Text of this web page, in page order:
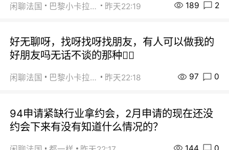
闲聊法国 巴黎小卡拉咪 昨天22:19 189 2
好无聊呀，找呀找呀找朋友，有人可以做我的
好朋友吗无话不谈的那种😮‍💨
闲聊法国 巴黎小卡拉咪 昨天22:18 97 0
94申请紧缺行业拿约会，2月申请的现在还没
约会下来有没有知道什么情况的？